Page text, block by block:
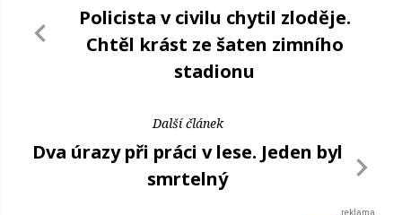
Policista v civilu chytil zloděje.
Chtěl krást ze šaten zimního
stadionu
Další článek
Dva úrazy při práci v lese. Jeden byl
smrtelný